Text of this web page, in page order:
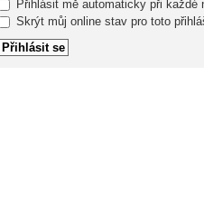
Přihlásit mě automaticky při každé
Skrýt můj online stav pro toto